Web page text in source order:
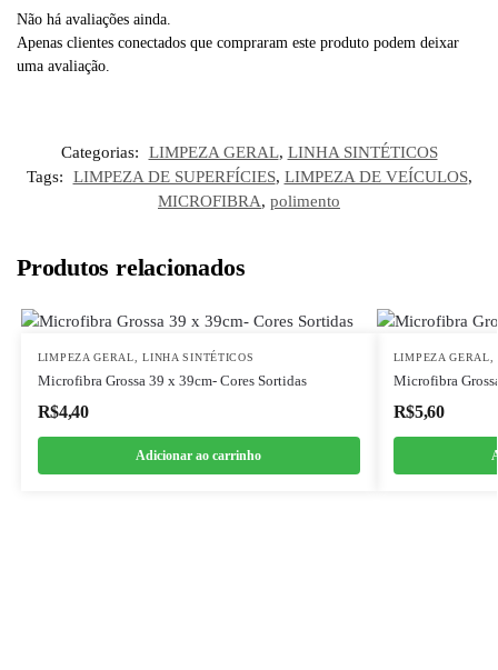
Não há avaliações ainda.
Apenas clientes conectados que compraram este produto podem deixar
uma avaliação.
Categorias: LIMPEZA GERAL, LINHA SINTÉTICOS
Tags:
LIMPEZA DE SUPERFÍCIES, LIMPEZA DE VEÍCULOS,
MICROFIBRA, polimento
Produtos relacionados
LIMPEZA GERAL ,LINHA SINTÉTICOS
Microfibra Grossa 39 x 39cm- Cores Sortidas
R$4,40
Adicionar ao carrinho
LIMPEZA GERAL
Microfibra
R$5,60